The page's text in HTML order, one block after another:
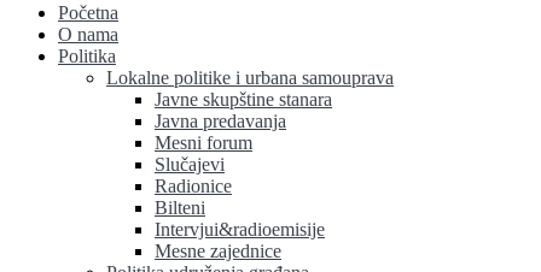
Početna
O nama
Politika
Lokalne politike i urbana samouprava
Javne skupštine stanara
Javna predavanja
Mesni forum
Slučajevi
Radionice
Bilteni
Intervjui&radioemisije
Mesne zajednice